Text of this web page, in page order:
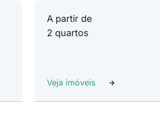
A partir de
2 quartos
Veja imóveis